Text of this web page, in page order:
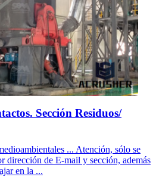
Sección Residuos/
... Atención, sólo se
dirección de E-mail y sección, además
en la ...